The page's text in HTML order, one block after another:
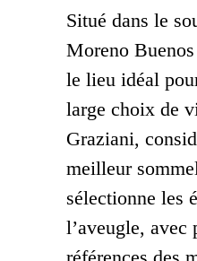
Situé dans le
Moreno
le lieu idéal
large choix de
Graziani,
meilleur
sélectionne les
l’aveugle, avec